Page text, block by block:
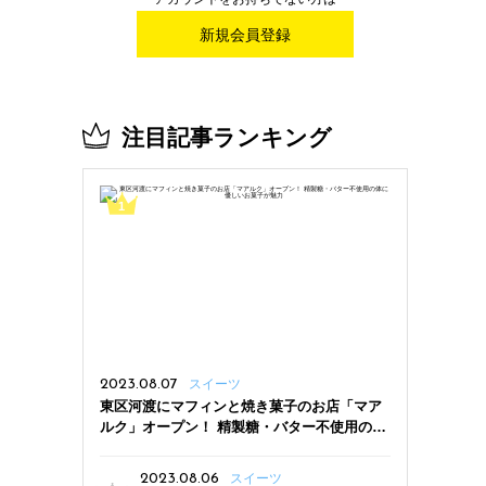
新規会員登録
注目記事ランキング
2023.08.07 スイーツ
東区河渡にマフィンと焼き菓子のお店「マア
ルク」オープン！ 精製糖・バター不使用の体
2023.08.06
スイーツ